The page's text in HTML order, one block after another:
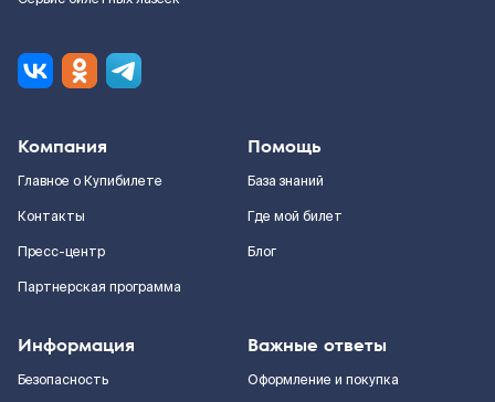
Компания
Главное о Купибилете
Контакты
Пресс-центр
Партнерская программа
Помощь
База знаний
Где мой билет
Блог
Информация
Безопасность
Важные ответы
Оформление и покупка